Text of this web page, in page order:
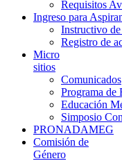
Requisitos
Ingreso para
Instructivo
Registro de
Micro
sitios
Comunicados
Programa de
Educación
Simposio
PRONADAMEG
Comisión de
Género